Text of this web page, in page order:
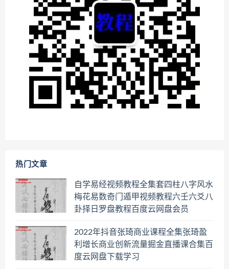
热门文章
自学易经视频教程全集套四柱八字风水
梅花易数奇门遁甲视频教程六壬六爻八
卦择日罗盘教程百度云网盘会员
2022年抖音张琦商业课程全集张琦盈
利增长商业创新流量掘金直播课合集百
度云网盘下载学习